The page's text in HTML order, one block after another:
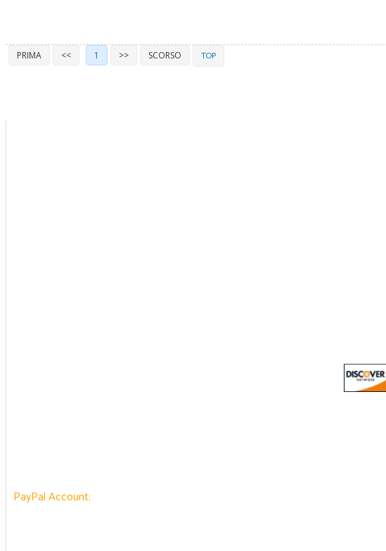
PRIMA << 1 >> SCORSO TOP
PayPal Account: